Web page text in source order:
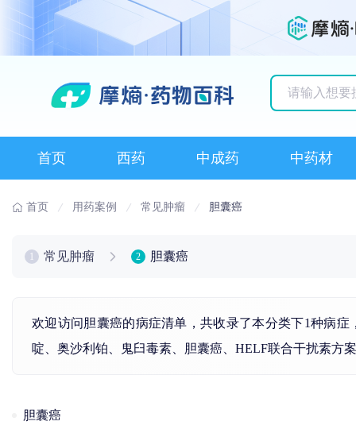
首页 西药 中成药 中药材
首页 用药案例 常见肿瘤 胆囊癌
常见肿瘤 2 胆囊癌
欢迎访问胆囊癌的病症清单，共收录了本分类下1种病
啶
奥沙利铂 鬼臼毒素 胆囊癌 、HELF联合干扰素方
胆囊癌